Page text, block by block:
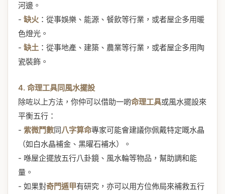
河邊。
- 缺火 ：從事娛樂、能源、餐飲等行業，或者屋企多用暖
色燈光。
- 缺土 ：從事地產、建築、農業等行業，或者屋企多用陶
瓷裝飾。
4. 命理工具同風水擺設
除咗以上方法，你仲可以借助一啲命理工具或風水擺設來
平衡五行：
- 紫微鬥數同八字算命專家可能會建議你佩戴特定嘅水晶
（如白水晶補金、黑曜石補水）。
- 喺屋企擺放五行八卦鏡、風水輪等物品，幫助調和能
量。
- 如果對奇門遁甲有研究，亦可以用方位佈局來補救五行